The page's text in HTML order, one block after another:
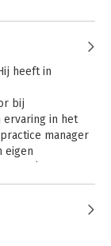
Gert
Harry de
de ELF
Hij
uit
partner in ELF
het
heeft in
bij
ervaring in het
manager
eigen
bij Erasmus/RSM
,
de